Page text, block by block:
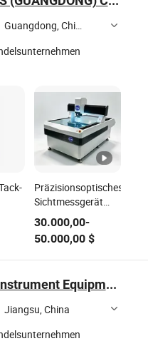
Guangdong, China
Präzisionsoptisches
Sichtmessgerät
visuelle
Inspektionsausrüstung
30.000,00-
50.000,00$
Suzhou Qiantong Instrument Equipment Co., Ltd.
Jiangsu, China